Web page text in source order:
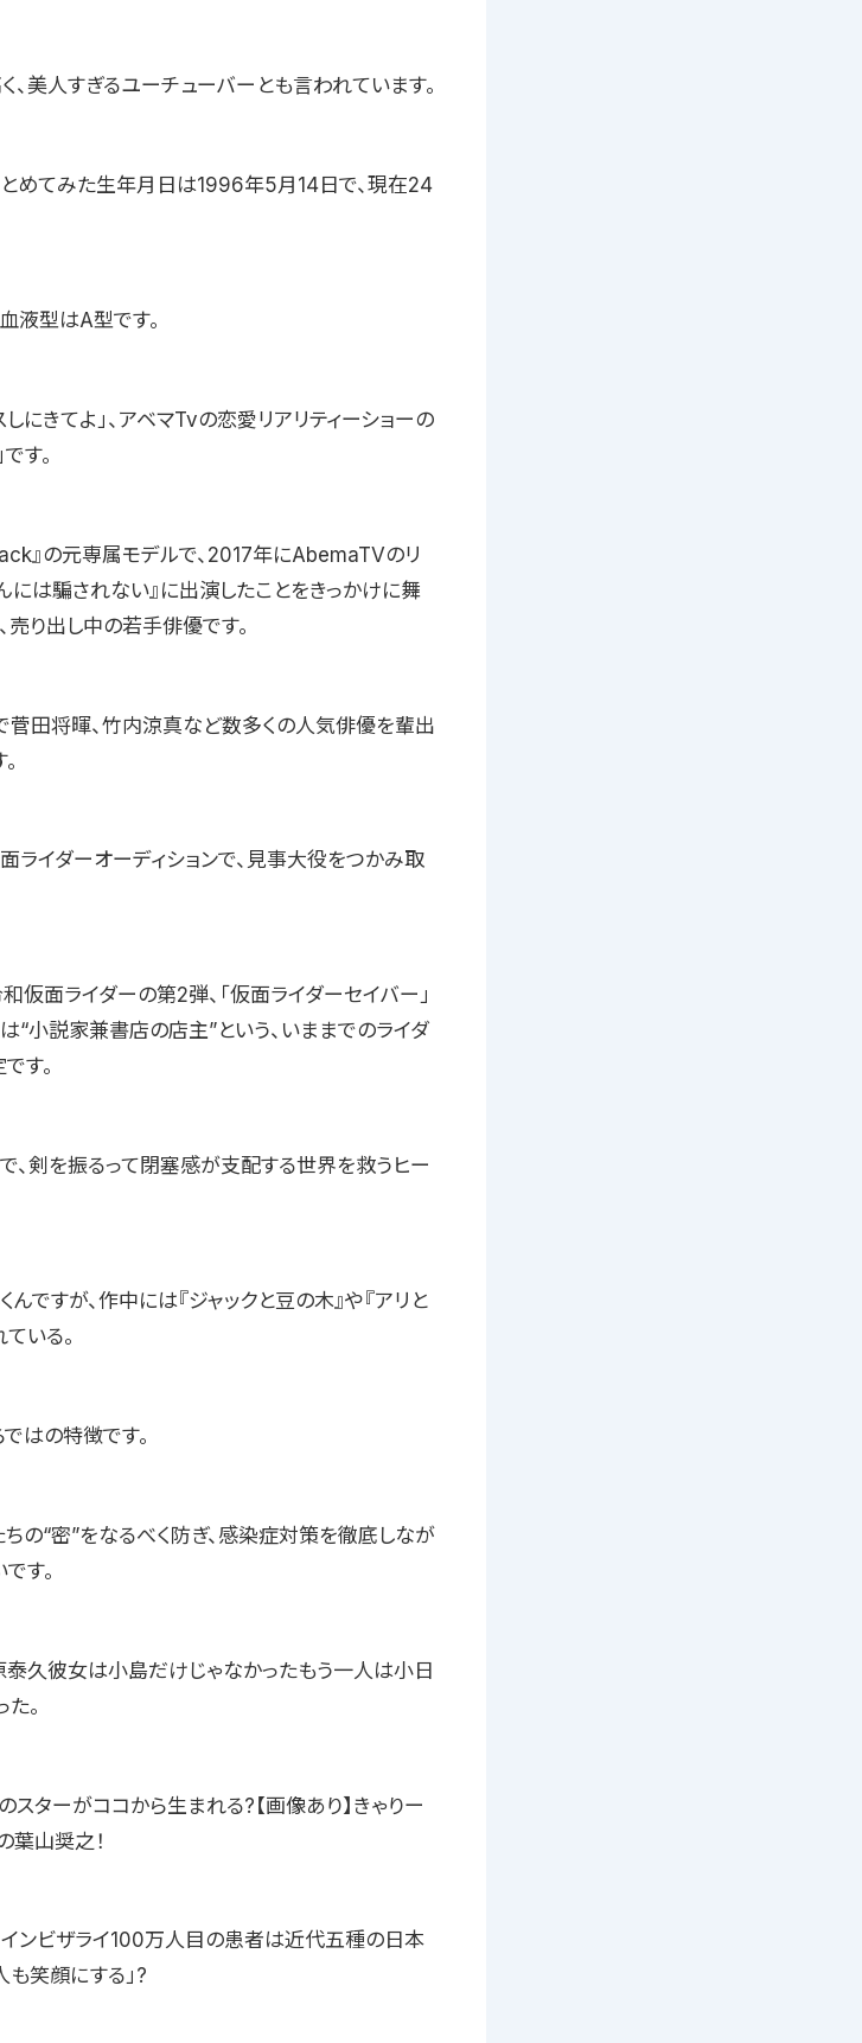
美人すぎるユーチューバーとも言われています。
めてみた生年月日は1996年5月14日で、現在24
液型はA型です。
にきてよ」、アベマTvの恋愛リアリティーショーの
す。
』の元専属モデルで、2017年にAbemaTVのリ
には騙されない』に出演したことをきっかけに舞
売り出し中の若手俳優です。
菅田将暉、竹内涼真など数多くの人気俳優を輩出
イダーオーディションで、見事大役をつかみ取
面ライダーの第2弾、「仮面ライダーセイバー」
“小説家兼書店の店主”という、いままでのライダ
す。
、剣を振るって閉塞感が支配する世界を救うヒー
ですが、作中には『ジャックと豆の木』や『アリと
いる。
はの特徴です。
の“密”をなるべく防ぎ、感染症対策を徹底しなが
す。
原泰久彼女は小島だけじゃなかったもう一人は小日
。
スターがココから生まれる?【画像あり】きゃりー
葉山奨之！
インビザライ100万人目の患者は近代五種の日本
も笑顔にする」?